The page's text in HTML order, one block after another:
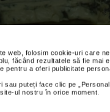
folosim cookie-uri care
făcând rezultatele să fie mai
a oferi publicitate
puteți face clic pe
ul nostru în orice moment.